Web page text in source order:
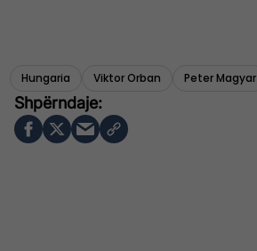
Hungaria Viktor Orban Peter Magyar